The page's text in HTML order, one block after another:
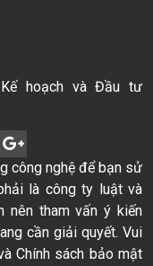
hoạch và Đầu tư
công nghệ để bạn sử
là công ty luật và
nên tham vấn ý kiến
cần giải quyết. Vui
Chính sách bảo mật